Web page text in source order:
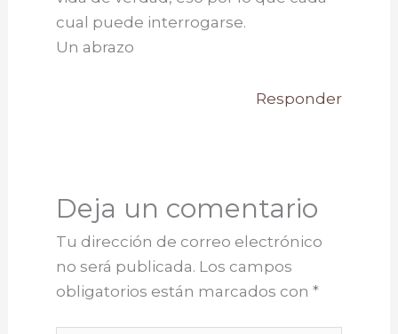
cual puede interrogarse.
Un abrazo
Responder
Deja un comentario
Tu dirección de correo electrónico
no será publicada. Los campos
obligatorios están marcados con *